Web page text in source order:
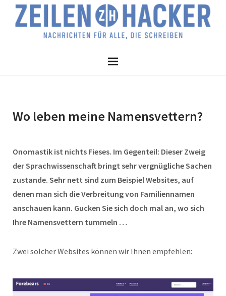
Wo leben meine Namensvettern?
Onomastik ist nichts Fieses. Im Gegenteil: Dieser Zweig
der Sprachwissenschaft bringt sehr vergnügliche Sachen
zustande. Sehr nett sind zum Beispiel Websites, auf
denen man sich die Verbreitung von Familiennamen
anschauen kann. Gucken Sie sich doch mal an, wo sich
Ihre Namensvettern tummeln …
Zwei solcher Websites können wir Ihnen empfehlen: